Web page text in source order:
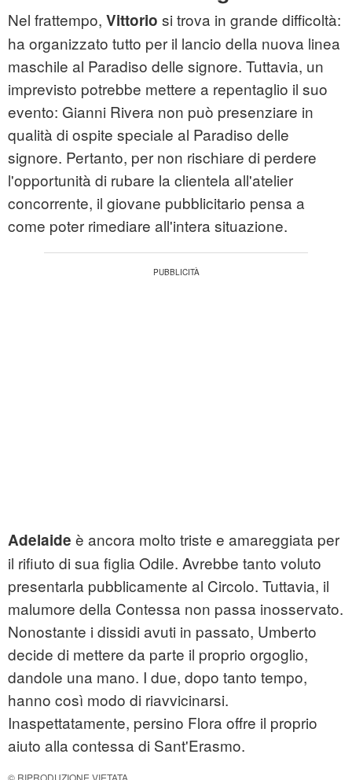
Nel frattempo, Vittorio si trova in grande difficoltà:
ha organizzato tutto per il lancio della nuova linea
maschile al Paradiso delle signore. Tuttavia, un
imprevisto potrebbe mettere a repentaglio il suo
evento: Gianni Rivera non può presenziare in
qualità di ospite speciale al Paradiso delle
signore. Pertanto, per non rischiare di perdere
l'opportunità di rubare la clientela all'atelier
concorrente, il giovane pubblicitario pensa a
come poter rimediare all'intera situazione.
Adelaide è ancora molto triste e amareggiata per
il rifiuto di sua figlia Odile. Avrebbe tanto voluto
presentarla pubblicamente al Circolo. Tuttavia, il
malumore della Contessa non passa inosservato.
Nonostante i dissidi avuti in passato, Umberto
decide di mettere da parte il proprio orgoglio,
dandole una mano. I due, dopo tanto tempo,
hanno così modo di riavvicinarsi.
Inaspettatamente, persino Flora offre il proprio
aiuto alla contessa di Sant'Erasmo.